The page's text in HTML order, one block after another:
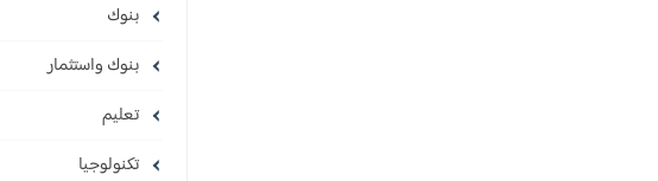
بنوك
بنوك واستثمار
تعليم
تكنولوجيا